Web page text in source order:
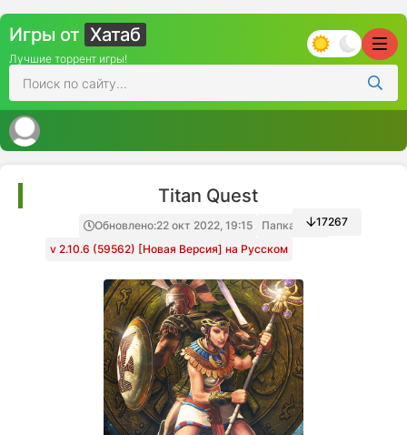
Игры от Хатаб
Лучшие торрент игры!
Titan Quest
Обновлено:22 окт 2022, 19:15
Папка игры
v 2.10.6 (59562) [Новая Версия] на Русском
17267